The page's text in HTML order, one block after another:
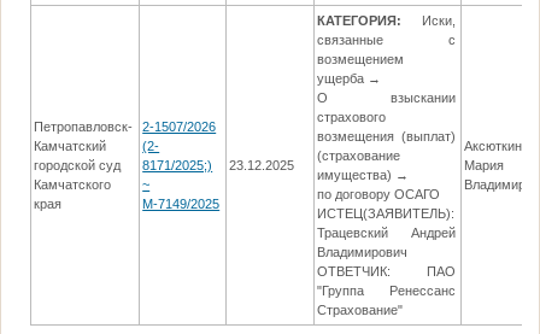
Петропавловск-
Камчатский
городской суд
Камчатского
края
2-1507/2026
(2-
8171/2025;)
~
М-7149/2025
23.12.2025
КАТЕГОРИЯ:
Иски,
связанные с
возмещением
ущерба →
О взыскании
страхового
возмещения (выплат)
(страхование
имущества) →
по договору ОСАГО
ИСТЕЦ(ЗАЯВИТЕЛЬ):
Трацевский Андрей
Владимирович
ОТВЕТЧИК: ПАО
"Группа Ренессанс
Страхование"
Аксюткина
Мария